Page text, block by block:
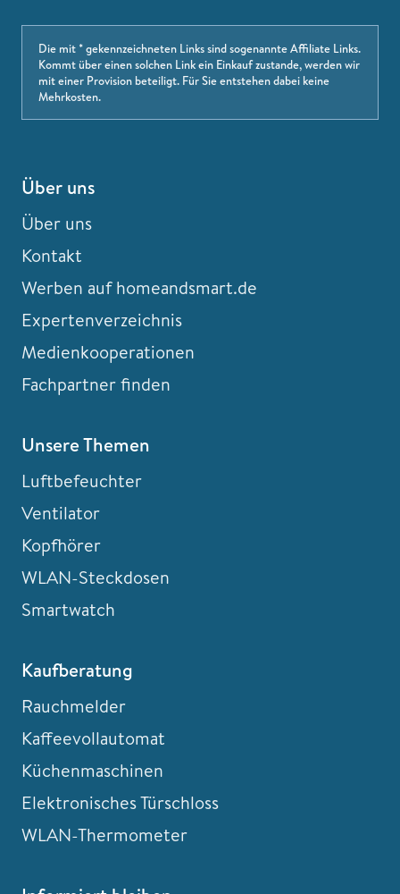
Die mit * gekennzeichneten Links sind sogenannte Affiliate Links.
Kommt über einen solchen Link ein Einkauf zustande, werden wir
mit einer Provision beteiligt. Für Sie entstehen dabei keine
Mehrkosten.
Über uns
Über uns
Kontakt
Werben auf homeandsmart.de
Expertenverzeichnis
Medienkooperationen
Fachpartner finden
Unsere Themen
Luftbefeuchter
Ventilator
Kopfhörer
WLAN-Steckdosen
Smartwatch
Kaufberatung
Rauchmelder
Kaffeevollautomat
Küchenmaschinen
Elektronisches Türschloss
WLAN-Thermometer